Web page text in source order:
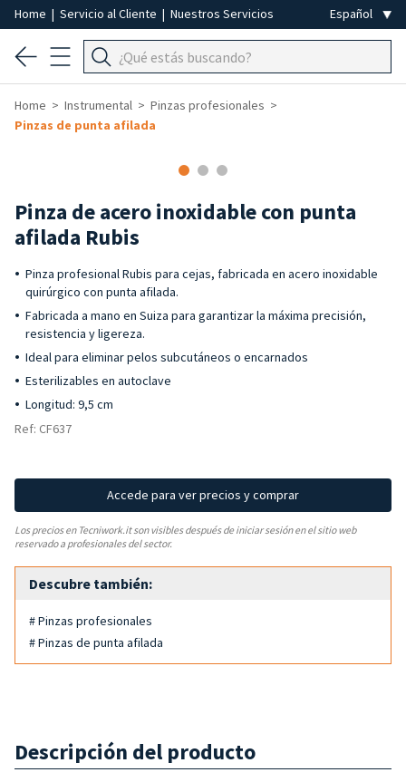
Home | Servicio al Cliente | Nuestros Servicios
Home Instrumental
Pinzas profesionales
Pinzas de punta afilada
Pinza de acero inoxidable con punta
afilada Rubis
Pinza profesional Rubis para cejas, fabricada en acero inoxidable
quirúrgico con punta afilada.
Fabricada a mano en Suiza para garantizar la máxima precisión,
resistencia y ligereza.
Ideal para eliminar pelos subcutáneos o encarnados
Esterilizables en autoclave
Longitud: 9,5 cm
Ref: CF637
Accede para ver precios y comprar
Los precios en Tecniwork.it son visibles después de iniciar sesión en el sitio web
reservado a profesionales del sector.
Descubre también:
# Pinzas profesionales
# Pinzas de punta afilada
Descripción del producto